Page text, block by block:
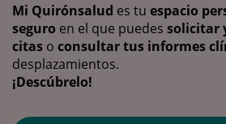
Mi Quirónsalud es tu espacio
seguro en el que puedes solicitar
citas o consultar tus informes
desplazamientos.
¡Descúbrelo!